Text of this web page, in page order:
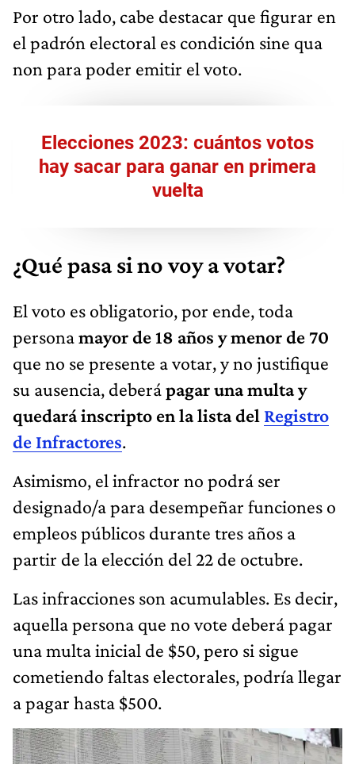
Por otro lado, cabe destacar que figurar en
el padrón electoral es condición sine qua
non para poder emitir el voto.
Elecciones 2023: cuántos votos
hay sacar para ganar en primera
vuelta
¿Qué pasa si no voy a votar?
El voto es obligatorio, por ende, toda
personamayor de 18 años y menor de 70
que no se presente a votar, y no justifique
su ausencia, deberápagar una multa y
quedará inscripto en la lista del Registro
de Infractores.
Asimismo, el infractor no podrá ser
designado/a para desempeñar funciones o
empleos públicos durante tres años a
partir de la elección del 22 de octubre.
Las infracciones son acumulables. Es decir,
aquella persona que no vote deberá pagar
una multa inicial de $50, pero si sigue
cometiendo faltas electorales, podría llegar
a pagar hasta $500.